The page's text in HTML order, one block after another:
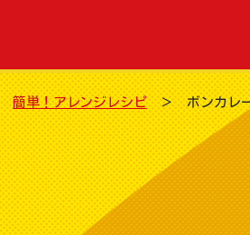
簡単！アレンジレシピ ボンカレ